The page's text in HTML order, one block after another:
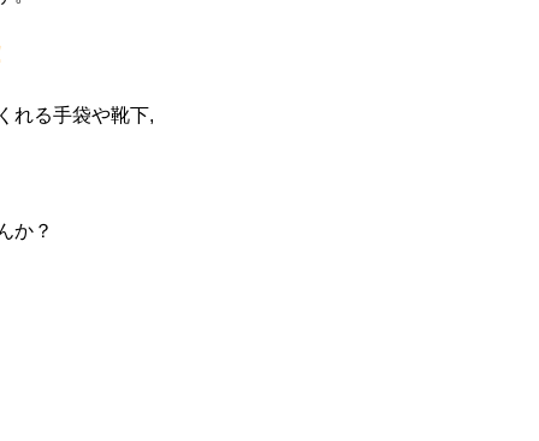
れる手袋や靴下,
か？